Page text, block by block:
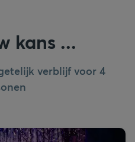
kans ...
verblijf voor 4